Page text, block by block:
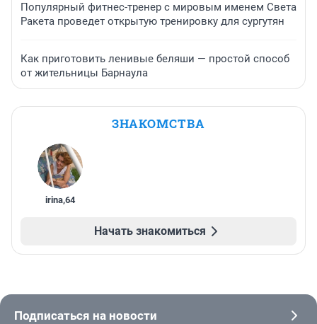
Популярный фитнес-тренер с мировым именем Света
Ракета проведет открытую тренировку для сургутян
Как приготовить ленивые беляши — простой способ
от жительницы Барнаула
ЗНАКОМСТВА
irina,64
Начать знакомиться
Подписаться на новости